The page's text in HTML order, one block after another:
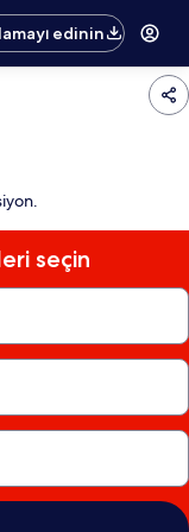
edinin
seçin